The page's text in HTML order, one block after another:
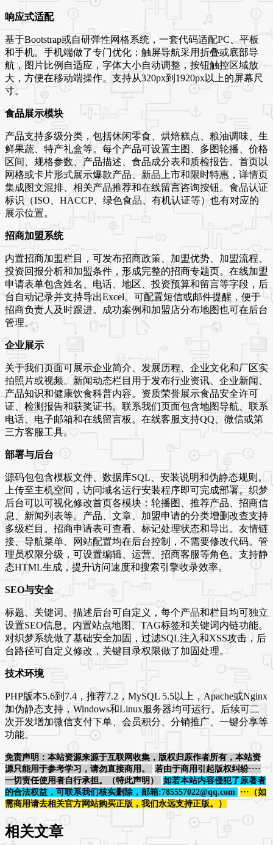
响应式适配
基于Bootstrap或自研弹性网格系统，一套代码适配PC、平板
和手机。手机端做了专门优化：触屏导航采用折叠或底部导
航，图片比例自适应，字体大小自动调整，按钮触控区域放
大，方便在移动端操作。支持从320px到1920px以上的屏幕尺
寸。
食品展示模块
产品支持多级分类，包括休闲零食、烘焙糕点、粮油调味、生
鲜果蔬、特产礼盒等。每个产品可设置主图、多图轮播、价格
区间、规格参数、产品描述、食品成分表和质检报告。首页以
网格或卡片形式展示爆款产品、新品上市和限时特惠，详情页
集成图文混排、相关产品推荐和在线留言咨询按钮。食品认证
标识（ISO、HACCP、绿色食品、有机认证等）也有对应的
展示位置。
招商加盟系统
内置招商加盟栏目，可发布招商政策、加盟优势、加盟流程、
投资回报分析和加盟条件，形成完整的招商专题页。在线加盟
申请表单包含姓名、电话、地区、投资预算和留言等字段，后
台自动记录并支持导出Excel。可配置短信或邮件提醒，便于
招商负责人及时跟进。成功案例和加盟店分布地图也可在后台
管理。
企业展示
关于我们页面可展示企业简介、发展历程、企业文化和厂区实
拍照片或视频。新闻动态栏目用于发布行业资讯、企业新闻、
产品知识和健康饮食科普内容。资质荣誉展示食品安全许可
证、检测报告和获奖证书。联系我们页面包含地图导航、联系
电话、电子邮箱和在线留言板。在线客服支持QQ、微信或第
三方客服工具。
部署与后台
源码包包含模板文件、数据库SQL、安装说明和伪静态规则。
上传至主机空间，访问域名运行安装程序即可完成部署。织梦
后台可以可视化修改首页各模块：轮播图、推荐产品、招商信
息、新闻列表等。产品、文章、加盟申请的分类增删改查支持
多级栏目。招商申请表可查看、标记处理状态和导出。友情链
接、导航菜单、网站配置均在后台控制，不需要修改代码。管
理员权限分级，可设置编辑、运营、招商客服等角色。支持静
态HTML生成，提升访问速度和搜索引擎收录效率。
SEO与安全
标题、关键词、描述后台可自定义，每个产品和栏目均可独立
设置SEO信息。内置站点地图、TAG标签和关键词内链功能。
对织梦系统做了基础安全加固，过滤SQL注入和XSS攻击，后
台路径可自定义修改，关键目录权限做了加固处理。
技术环境
PHP版本5.6到7.4，推荐7.2，MySQL 5.5以上，Apache或Nginx
加伪静态支持，Windows和Linux服务器均可运行。后续可二
次开发增加微信支付下单、会员积分、分销推广、一键分享等
功能。
免责声明：本站资源来源于互联网收集，版权归原作者所有，本站资
源只能用于参考学习，请勿直接商用。
若由于商用引起版权纠纷····
一切责任使用者自行承担。（特此声明）
如若本站内容侵犯了原著者
的合法权益，可联系我们核实删除，邮箱:785557022@qq.com
···（如
需商用请去相关官方网站购买正版，我们永远支持正版。）
相关文章